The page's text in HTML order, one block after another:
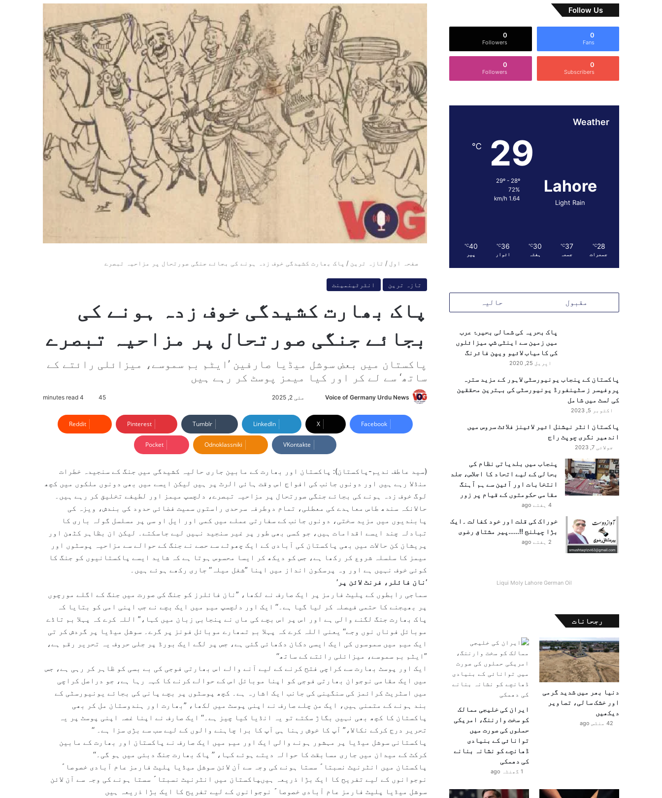
صفحہ اول / تازہ ترین / پاک بھارت کشیدگی خوف زدہ ہونے کی بجائے جنگی صورتحال پر مزاحیہ تبصرے
تازہ ترین انٹرٹینمینٹ
پاک بھارت کشیدگی خوف زدہ ہونے کی
بجائے جنگی صورتحال پر مزاحیہ تبصرے
پاکستان میں بعض سوشل میڈیا صارفین ’ایٹم بم سموسے، میزائلی رائتے کے
ساتھ‘ سے لے کر اور کیا میمز پوسٹ کر رہے ہیں
Voice of Germany Urdu News
n
d
n
مئی 2, 2025 45
Facebook
X
LinkedIn
Tumblr
Pinterest
Reddit
VKontakte
Odnoklassniki
Pocket
(سید عاطف ندیم-پاکستان): پاکستان اور بھارت کے مابین جاری حالیہ کشیدگی میں جنگ کے سنجیدہ خطرات
منڈلا رہے ہیں اور دونوں جانب کی افواج اس وقت ہائی الرٹ پر ہیں لیکن ایسے میں بھی دونوں ملکوں میں کچھ
لوگ خوف زدہ ہونے کی بجائے جنگی صورتحال پر مزاحیہ تبصرے، دلچسپ میمز اور لطیفے تخلیق کر رہے ہیں۔
حالانکہ سندھ طاس معاہدے کی معطلی، تمام دوطرفہ سرحدی راستوں سمیت فضائی حدود کی بندش، ویزہ کی
پابندیوں میں مزید سختی، دونوں جانب کے سفارتی عملے میں کمی اور ایل او سی پر مسلسل گولہ باری کا
تبادلہ چند ایسے اقدامات ہیں، جو کسی بھی طور پر غیر سنجید نہیں لیے جاسکتے۔ لیکن ان بظاہر کٹھن اور
پریشان کن حالات میں بھی پاکستان کی آبادی کے ایک چھوٹے سے حصے نے جنگ کے حوالے سے مزاحیہ پوسٹوں اور
میمز کا سلسلہ شروع کر رکھا ہے، جس کو دیکھ کر ایسا محسوس ہوتا ہے کہ شاید ایسے پاکستانیوں کو جنگ کا
کوئی خوف نہیں ہے اور وہ پرسکون انداز میں اپنا ”شغل میلہ‘‘ جاری رکھے ہوئے ہیں۔
‘نان فائلر، فرنٹ لائن پر’
سماجی رابطوں کے پلیٹ فارمز پر ایک صارف نے لکھا، ”نان فائلرز کو جنگ کی صورت میں جنگ کے اگلے مورچوں
پر بھیجنے کا حتمی فیصلہ کر لیا گیا ہے۔‘‘ ایک اور دلچسپ میم میں ایک بچے نے جب اپنی امی کو بتایا کہ
پاک بھارت جنگ لگنے والی ہے اور اس پر اس بچے کی ماں نے پنجابی زبان میں کہا،” اللہ کرے کہ پہلا بم تاڈے
موبائل فوناں نوں وجے‘‘ یعنی اللہ کرے کہ پہلا بم تمھارے موبائل فونز پر گرے۔ سوشل میڈیا پر گردش کر تی
ایک میم میں سموسوں کی ایک ایسی دکان دکھائی گئی ہے، جس پر لگے ایک بورڈ پر جلی حروف یہ تحریر رقم ہے،
”ایٹم بم سموسے، میزائلی رائتے کے ساتھ‘‘
ایک اور پوسٹ بھارت سے کراچی فتح کرنے کے لیے آنے والے اس بھارتی فوجی کی بے بسی کو ظاہر کر رہی ہے، جس
میں ایک مقامی نوجوان بھارتی فوجی کو اپنا موبائل اس کے حوالے کرنے کا کہہ رہا ہے، جو دراصل کراچی
میں اسٹریٹ کرائمز کی سنگینی کی جانب ایک اشارہ ہے۔ کچھ پوسٹوں پر بچے پانی کی بجائے یونیورسٹی کے
بند ہونے کے متمنی ہیں، ایک من چلے صارف نے اپنی پوسٹ میں لکھا، ”بھارت اور ہندوستان مل کر بھی
پاکستان کا کچھ بھی نہیں بگاڑ سکتے تو یہ انڈیا کیا چیز ہے۔‘‘ ایک صارف نے اپنا غصہ اپنی پوسٹ پر یہ
تحریر درج کرکے نکالا،” آپ کا خوش رہنا ہی آپ کا برا چاہنے والوں کے لیے سب سے بڑی سزا ہے۔ ‘‘
پاکستانی سوشل میڈیا پر مہشور ہونے والی ایک اور میم میں ایک صارف نے پاکستان اور بھارت کے مابین
کرکٹ کے میدان میں جاری مسابقت کا حوالہ دیتے ہوئے کہا، ’’ پاک بھارت جنگ دبئی میں ہو گی۔‘‘
پاکستان میں انٹرنیٹ نسبتاﹰ سستا ہونے کی وجہ سے آن لائن سوشل میڈیا پلیٹ فارمز عام آبادی خصوصاﹰ
نوجوانوں کے لیے تفریح کا ایک بڑا ذریعہ ہیںپاکستان میں انٹرنیٹ نسبتاﹰ سستا ہونے کی وجہ سے آن لائن
سوشل میڈیا پلیٹ فارمز عام آبادی خصوصاﹰ نوجوانوں کے لیے تفریح کا ایک بڑا ذریعہ ہیں
Follow Us
0
Fans
0
Followers
0
Subscribers
0
Followers
Weather
Lahore
Light Rain
29
℃
29º - 28º
72%
1.64 km/h
28
℃
جمعرات
37
℃
جمعہ
30
℃
ہفتہ
36
℃
اتوار
40
℃
پیر
مقبول حالیہ
پاک بحریہ کی شمالی بحیرۂ عرب
میں زمین سے اینٹی شپ میزائلوں
کی کامیاب لائیو ویپن فائرنگ
اپریل 25, 2020
پاکستان کے پنجاب یونیورسٹی لاہور کے مزید سترہ
پروفیسر ز سٹینفورڈ یونیورسٹی کی بہترین محققین
کی لسٹ میں شامل
اکتوبر 5, 2023
پاکستان انٹر نیشنل ائیر لائینز فلائٹ سروس میں
اندھیر نگری چوپٹ راج
جولائی 7, 2023
پنجاب میں بلدیاتی نظام کی
بحالی کے لیے اتحاد کا اجلاس، جلد
انتخابات اور آئین سے ہم آہنگ
مقامی حکومتوں کے قیام پر زور
4 ہفتے ago
خوراک کی قلت اور خود کفالت ۔ایک
بڑا چیلنج !!……پیر مشتاق رضوی
2 ہفتے ago
Liqui Moly Lahore German Oil
رجحانات
دنیا بھر میں شدید گرمی
اور خشک سالی، تصاویر
دیکھیں
42 منٹس ago
ایران کی خلیجی ممالک
کو سخت وارننگ، امریکی
حملوں کی صورت میں
توانائی کے بنیادی
ڈھانچے کو نشانہ بنانے
کی دھمکی
1 گھنٹہ ago